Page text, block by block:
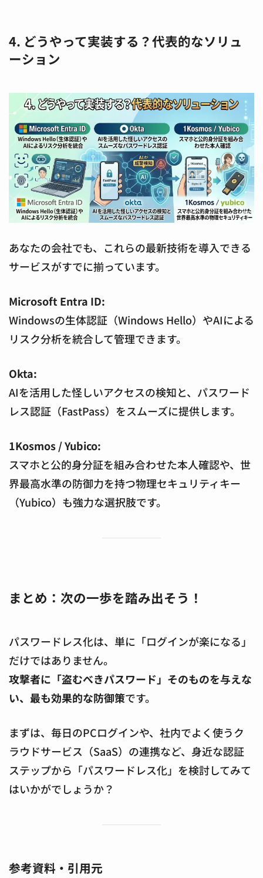
4. どうやって実装する？代表的なソリュ
ーション
あなたの会社でも、これらの最新技術を導入できる
サービスがすでに揃っています。
Microsoft Entra ID:
Windowsの生体認証（Windows Hello）やAIによる
リスク分析を統合して管理できます。
Okta:
AIを活用した怪しいアクセスの検知と、パスワード
レス認証（FastPass）をスムーズに提供します。
1Kosmos / Yubico:
スマホと公的身分証を組み合わせた本人確認や、世
界最高水準の防御力を持つ物理セキュリティキー
（Yubico）も強力な選択肢です。
まとめ：次の一歩を踏み出そう！
パスワードレス化は、単に「ログインが楽になる」
だけではありません。
攻撃者に「盗むべきパスワード」そのものを与えな
い、最も効果的な防御策です。
まずは、毎日のPCログインや、社内でよく使うク
ラウドサービス（SaaS）の連携など、身近な認証
ステップから「パスワードレス化」を検討してみて
はいかがでしょうか？
参考資料・引用元